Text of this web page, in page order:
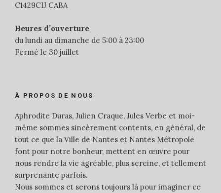
C1429CIJ CABA
Heures d’ouverture
du lundi au dimanche de 5:00 à 23:00
Fermé le 30 juillet
À PROPOS DE NOUS
Aphrodite Duras, Julien Craque, Jules Verbe et moi-
même sommes sincèrement contents, en général, de
tout ce que la Ville de Nantes et Nantes Métropole
font pour notre bonheur, mettent en œuvre pour
nous rendre la vie agréable, plus sereine, et tellement
surprenante parfois.
Nous sommes et serons toujours là pour imaginer ce